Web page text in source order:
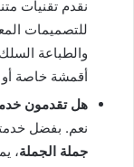
للتصميمات
والطباعة
أقمشة خاصة
هل تقدمون
نعم. بفضل
جملة الجملة،